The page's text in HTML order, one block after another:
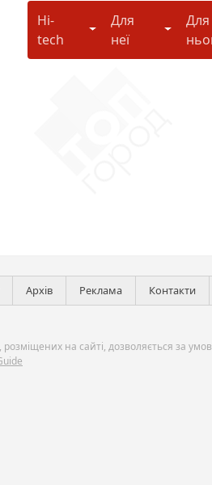
Hi-
tech
Hi-tech
Для
неї
Для неї
Для
Архів Реклама Контакти
на сайті, дозволяється за